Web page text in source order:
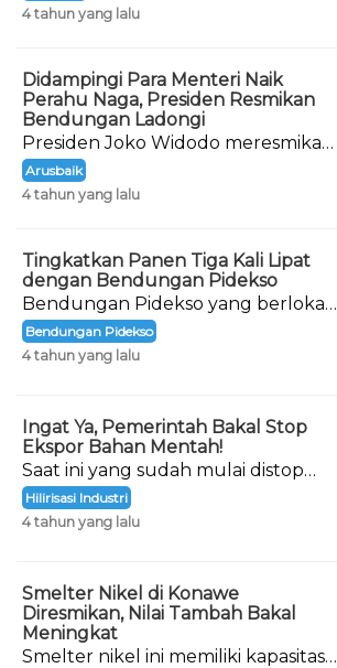
Omicron Covid-19 sedang menjalani
4 tahun yang lalu
Didampingi Para Menteri Naik
Perahu Naga, Presiden Resmikan
Bendungan Ladongi
Presiden Joko Widodo meresmikan
Bendungan Ladongi di Kabupaten
Kolaka Timur, Provinsi Sulawesi
Arusbaik
4 tahun yang lalu
Tingkatkan Panen Tiga Kali Lipat
dengan Bendungan Pidekso
Bendungan Pidekso yang berlokasi
di Kabupaten Wonogiri, Jawa
Tengah, akhirnya diresmikan.
Bendungan Pidekso
4 tahun yang lalu
Ingat Ya, Pemerintah Bakal Stop
Ekspor Bahan Mentah!
Saat ini yang sudah mulai distop
adalah nikel. Nantinya, penghentian
ekspor berikutnya adalah bahan
Hilirisasi Industri
4 tahun yang lalu
Smelter Nikel di Konawe
Diresmikan, Nilai Tambah Bakal
Meningkat
Smelter nikel ini memiliki kapasitas